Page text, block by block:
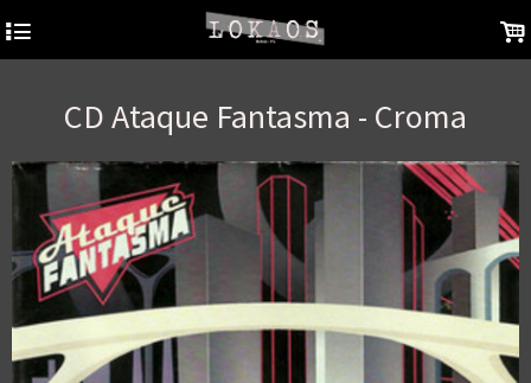
4 .
CD Ataque Fantasma - Croma